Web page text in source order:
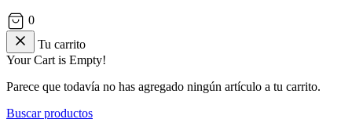
0
Tu carrito
Your Cart is Empty!
Parece que todavía no has agregado ningún artículo a tu carrito.
Buscar productos